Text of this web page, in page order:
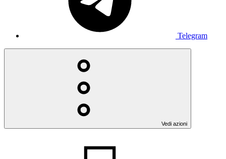
Telegram
Vedi azioni